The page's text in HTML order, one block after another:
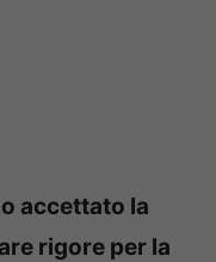
accettato la
rigore per la